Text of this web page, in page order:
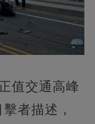
值交通高峰
者描述，